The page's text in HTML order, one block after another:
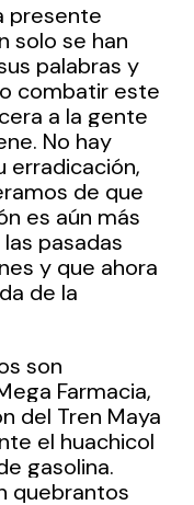
presente
solo se han
palabras y
combatir este
a la gente
No hay
erradicación,
de que
es aún más
pasadas
y que ahora
de la
son
Farmacia,
del Tren Maya
el huachicol
gasolina.
quebrantos